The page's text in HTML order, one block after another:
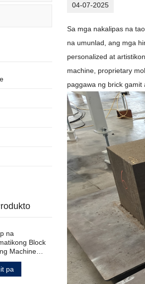
04-07-2025
Sa mga nakalipas na
na umunlad, ang mga
personalized at
machine, proprietary
paggawa ng brick gamit
na
Block
Machine
Hollow
Paving
pa